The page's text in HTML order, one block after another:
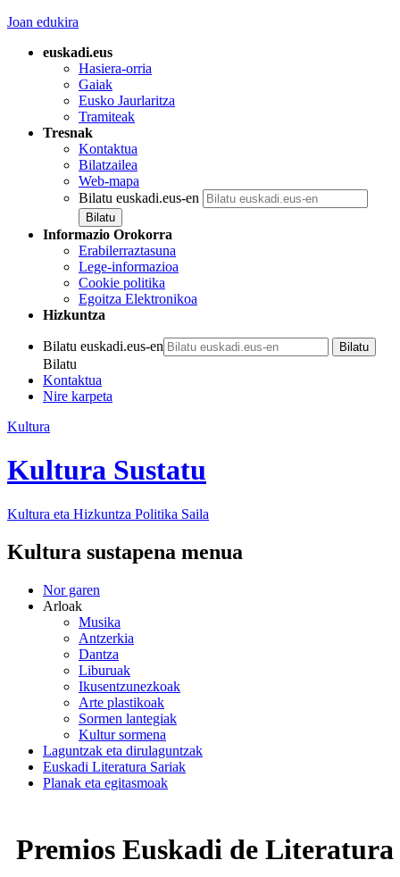
Joan edukira
euskadi.eus
Hasiera-orria
Gaiak
Eusko Jaurlaritza
Tramiteak
Tresnak
Kontaktua
Bilatzailea
Web-mapa
Bilatu euskadi.eus-en
Informazio Orokorra
Erabilerraztasuna
Lege-informazioa
Cookie politika
Egoitza Elektronikoa
Hizkuntza
Bilatu euskadi.eus-en
Bilatu
Kontaktua
Nire karpeta
Kultura
Kultura Sustatu
Kultura eta Hizkuntza Politika Saila
Kultura sustapena menua
Nor garen
Arloak
Musika
Antzerkia
Dantza
Liburuak
Ikusentzunezkoak
Arte plastikoak
Sormen lantegiak
Kultur sormena
Laguntzak eta dirulaguntzak
Euskadi Literatura Sariak
Planak eta egitasmoak
Premios Euskadi de Literatura